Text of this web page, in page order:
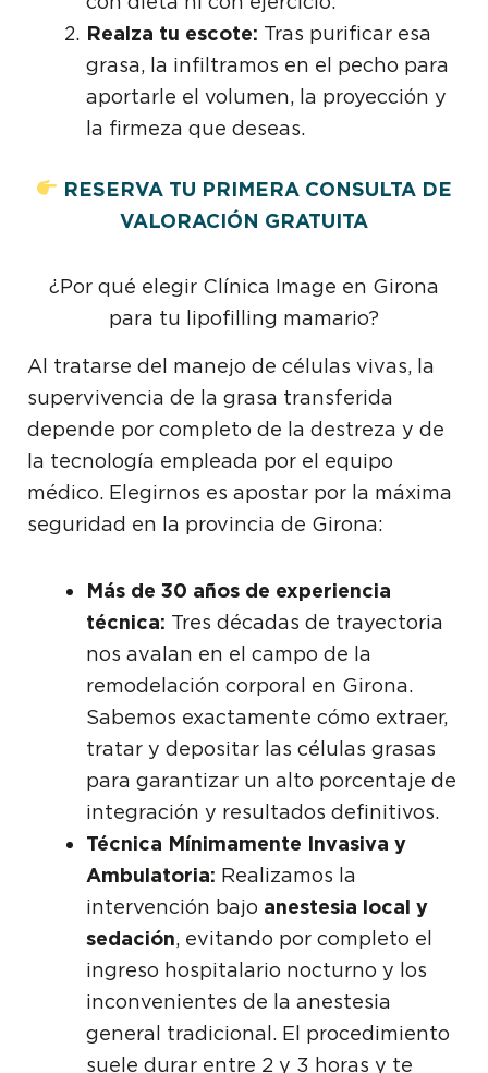
Realza tu escote: Tras purificar esa
grasa, la infiltramos en el pecho para
aportarle el volumen, la proyección y
la firmeza que deseas.
RESERVA TU PRIMERA CONSULTA DE
VALORACIÓN GRATUITA
¿Por qué elegir Clínica Image en Girona
para tu lipofilling mamario?
Al tratarse del manejo de células vivas, la
supervivencia de la grasa transferida
depende por completo de la destreza y de
la tecnología empleada por el equipo
médico. Elegirnos es apostar por la máxima
seguridad en la provincia de Girona:
Más de 30 años de experiencia
técnica: Tres décadas de trayectoria
nos avalan en el campo de la
remodelación corporal en Girona.
Sabemos exactamente cómo extraer,
tratar y depositar las células grasas
para garantizar un alto porcentaje de
integración y resultados definitivos.
Técnica Mínimamente Invasiva y
Ambulatoria: Realizamos la
intervención bajo anestesia local y
sedación, evitando por completo el
ingreso hospitalario nocturno y los
inconvenientes de la anestesia
general tradicional. El procedimiento
suele durar entre 2 y 3 horas y te